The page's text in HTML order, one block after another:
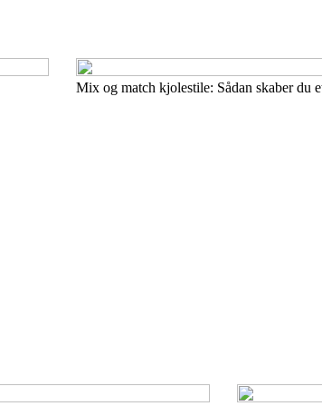
Mix og match kjolestile: Sådan skaber du